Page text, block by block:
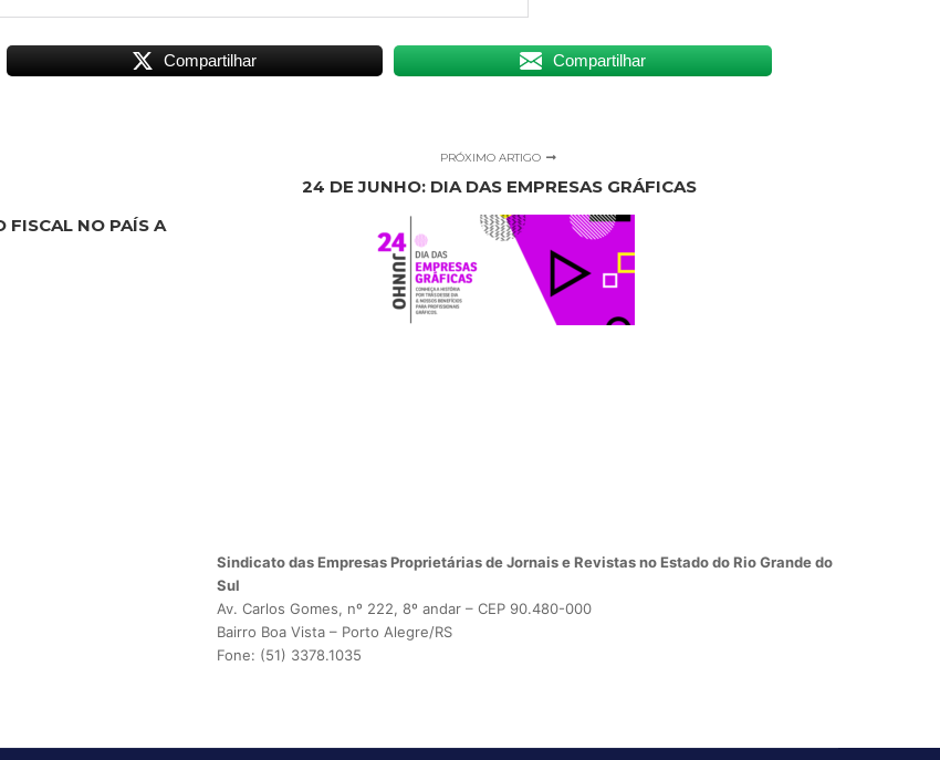
Compartilhar Compartilhar
FISCAL NO PAÍS A
PRÓXIMO ARTIGO
24 DE JUNHO: DIA DAS EMPRESAS GRÁFICAS
Sindicato das Empresas Proprietárias de Jornais e Revistas no Estado do Rio Grande do
Sul
Av. Carlos Gomes, nº 222, 8º andar – CEP 90.480-000
Bairro Boa Vista – Porto Alegre/RS
Fone: (51) 3378.1035